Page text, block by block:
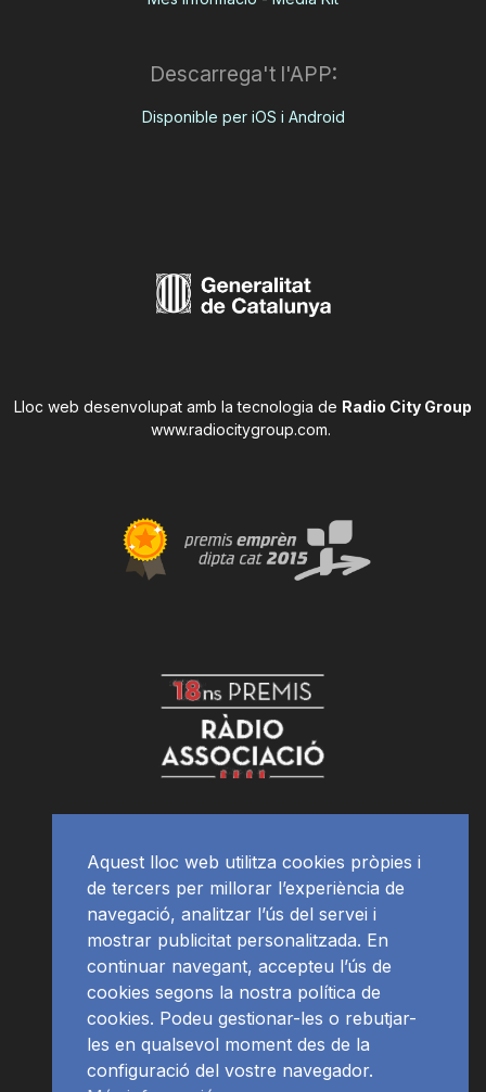
Descarrega't l'APP:
Disponible per iOS i Android
Lloc web desenvolupat amb la tecnologia de Radio City Group
www.radiocitygroup.com.
Aquest lloc web utilitza cookies pròpies i
de tercers per millorar l’experiència de
navegació, analitzar l’ús del servei i
mostrar publicitat personalitzada. En
continuar navegant, accepteu l’ús de
cookies segons la nostra política de
cookies. Podeu gestionar-les o rebutjar-
les en qualsevol moment des de la
configuració del vostre navegador.